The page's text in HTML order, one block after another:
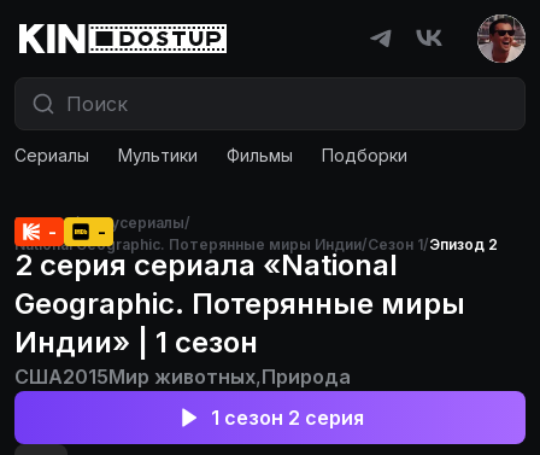
Сериалы Мультики Фильмы Подборки
Главная/Докусериалы/
National Geographic. Потерянные миры Индии/Сезон 1/Эпизод 2
- -
2 серия сериала «National
Geographic. Потерянные миры
Индии» | 1 сезон
США2015Мир животных,Природа
1 сезон 2 серия